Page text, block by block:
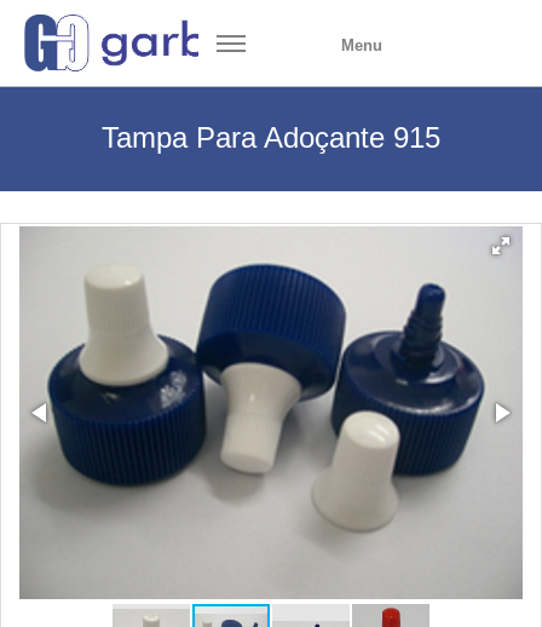
Tampa Para Adoçante 915
Menu